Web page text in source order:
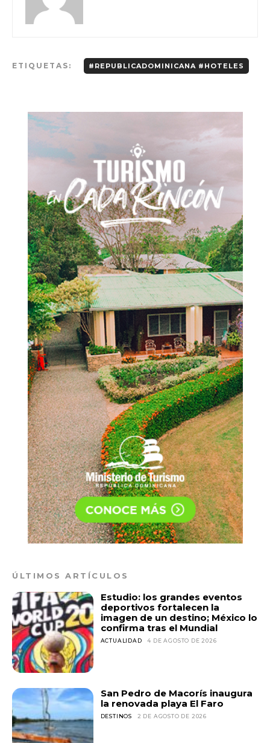
ETIQUETAS: #REPUBLICADOMINICANA #HOTELES
ÚLTIMOS ARTÍCULOS
Estudio: los grandes eventos
deportivos fortalecen la
imagen de un destino; México lo
confirma tras el Mundial
ACTUALIDAD 4 DE AGOSTO DE 2026
San Pedro de Macorís inaugura
la renovada playa El Faro
DESTINOS 2 DE AGOSTO DE 2026